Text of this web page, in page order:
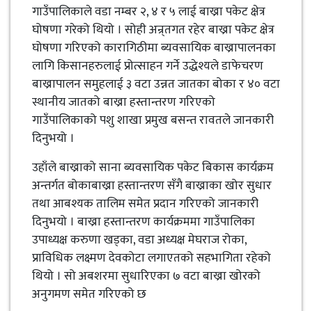
गाउँपालिकाले वडा नम्बर २, ४ र ५ लाई बाख्रा पकेट क्षेत्र
घोषणा गरेको थियो । सोही अन्र्तगत रहेर बाख्रा पकेट क्षेत्र
घोषणा गरिएको कारागिठीमा ब्यवसायिक बाख्रापालनका
लागि किसानहरुलाई प्रोत्साहन गर्ने उद्धेश्यले डाफेचरण
बाख्रापालन समुहलाई ३ वटा उन्नत जातका बोका र ४० वटा
स्थानीय जातको बाख्रा हस्तान्तरण गरिएको
गाउँपालिकाको पशु शाखा प्रमुख बसन्त रावतले जानकारी
दिनुभयो ।
उहाँले बाख्राको साना ब्यवसायिक पकेट बिकास कार्यक्रम
अन्तर्गत बोकाबाख्रा हस्तान्तरण सँगै बाख्राका खोर सुधार
तथा आबश्यक तालिम समेत प्रदान गरिएको जानकारी
दिनुभयो । बाख्रा हस्तान्तरण कार्यक्रममा गाउँपालिका
उपाध्यक्ष करुणा खड्का, वडा अध्यक्ष मेघराज रोका,
प्राविधिक लक्ष्मण देवकोटा लगाएतको सहभागिता रहेको
थियो । सो अबशरमा सुधारिएका ७ वटा बाख्रा खोरको
अनुगमण समेत गरिएको छ